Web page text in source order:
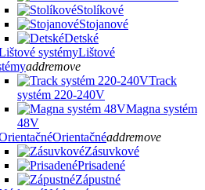
Stolíkové
Stojanové
Detské
Lištové
addremove
Track
systém 220-240V
Magna systém
48V
Orientačnéaddremove
Zásuvkové
Prisadené
Zápustné